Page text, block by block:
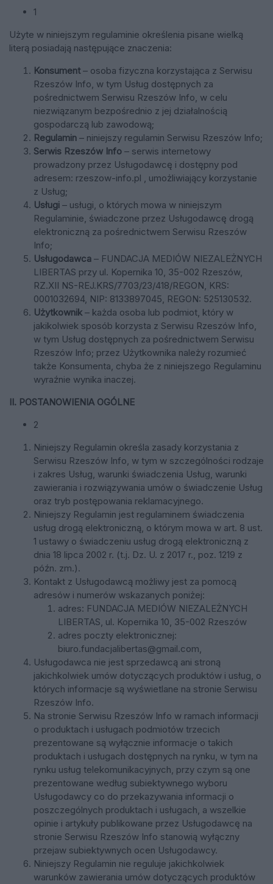
1
Użyte w niniejszym regulaminie określenia pisane wielką
literą posiadają następujące znaczenia:
Konsument– osoba fizyczna korzystająca z Serwisu
Rzeszów Info, w tym Usług dostępnych za
pośrednictwem Serwisu Rzeszów Info, w celu
niezwiązanym bezpośrednio z jej działalnością
gospodarczą lub zawodową;
Regulamin – niniejszy regulamin Serwisu Rzeszów Info;
Serwis Rzeszów Info – serwis internetowy
prowadzony przez Usługodawcę i dostępny pod
adresem: rzeszow-info.pl , umożliwiający korzystanie
z Usług;
Usługi – usługi, o których mowa w niniejszym
Regulaminie, świadczone przez Usługodawcę drogą
elektroniczną za pośrednictwem Serwisu Rzeszów
Info;
Usługodawca – FUNDACJA MEDIÓW NIEZALEŻNYCH
LIBERTAS przy ul. Kopernika 10, 35-002 Rzeszów,
RZ.XII NS-REJ.KRS/7703/23/418/REGON, KRS:
0001032694, NIP: 8133897045, REGON: 525130532.
Użytkownik– każda osoba lub podmiot, który w
jakikolwiek sposób korzysta z Serwisu Rzeszów Info,
w tym Usług dostępnych za pośrednictwem Serwisu
Rzeszów Info; przez Użytkownika należy rozumieć
także Konsumenta, chyba że z niniejszego Regulaminu
wyraźnie wynika inaczej.
II. POSTANOWIENIA OGÓLNE
2
Niniejszy Regulamin określa zasady korzystania z
Serwisu Rzeszów Info, w tym w szczególności rodzaje
i zakres Usług, warunki świadczenia Usług, warunki
zawierania i rozwiązywania umów o świadczenie Usług
oraz tryb postępowania reklamacyjnego.
Niniejszy Regulamin jest regulaminem świadczenia
usług drogą elektroniczną, o którym mowa w art. 8 ust.
1 ustawy o świadczeniu usług drogą elektroniczną z
dnia 18 lipca 2002 r. (t.j. Dz. U. z 2017 r., poz. 1219 z
późn. zm.).
Kontakt z Usługodawcą możliwy jest za pomocą
adresów i numerów wskazanych poniżej:
adres: FUNDACJA MEDIÓW NIEZALEŻNYCH
LIBERTAS, ul. Kopernika 10, 35-002 Rzeszów
adres poczty elektronicznej:
biuro.fundacjalibertas@gmail.com,
Usługodawca nie jest sprzedawcą ani stroną
jakichkolwiek umów dotyczących produktów i usług, o
których informacje są wyświetlane na stronie Serwisu
Rzeszów Info.
Na stronie Serwisu Rzeszów Info w ramach informacji
o produktach i usługach podmiotów trzecich
prezentowane są wyłącznie informacje o takich
produktach i usługach dostępnych na rynku, w tym na
rynku usług telekomunikacyjnych, przy czym są one
prezentowane według subiektywnego wyboru
Usługodawcy co do przekazywania informacji o
poszczególnych produktach i usługach, a wszelkie
opinie i artykuły publikowane przez Usługodawcę na
stronie Serwisu Rzeszów Info stanowią wyłączny
przejaw subiektywnych ocen Usługodawcy.
Niniejszy Regulamin nie reguluje jakichkolwiek
warunków zawierania umów dotyczących produktów